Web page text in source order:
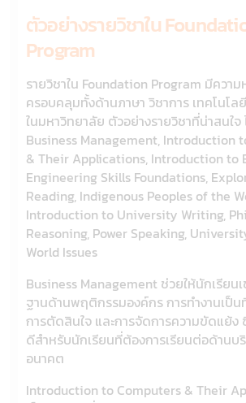
ตัวอย่างรายวิชาใน
Program
รายวิชาใน Foundation Program มีควา
ครอบคลุมทั้งด้านภาษา วิชาการ เทคโนโล
ในมหาวิทยาลัย ตัวอย่างรายวิชาที่น่าสนใจ
Business Management, Introduction
& Their Applications, Introduction to
Engineering Skills Foundations,
Reading, Indigenous Peoples of the
Introduction to University Writing,
Reasoning, Power Speaking,
World Issues
Business Management ช่วยให้นักเรียน
ฐานด้านพฤติกรรมองค์กร การทำงานเป็น
การตัดสินใจ และการจัดการความขัดแย้
ดีสำหรับนักเรียนที่ต้องการเรียนต่อด้านบ
อนาคต
Introduction to Computers & Their